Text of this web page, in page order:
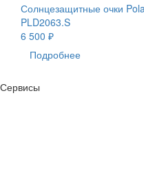
Солнцезащитные очки
PLD2063.S
6 500 ₽
Подробнее
Сервисы